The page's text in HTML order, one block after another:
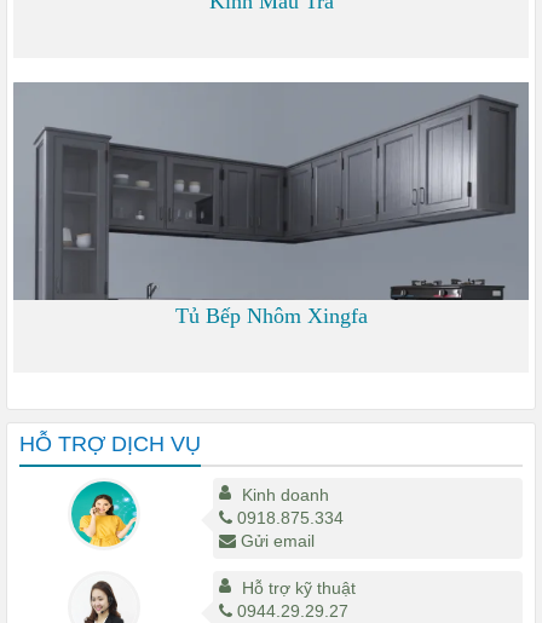
Tủ Bếp Nhôm Xingfa
0 đ
HỖ TRỢ DỊCH VỤ
Kinh doanh
0918.875.334
Gửi email
Hỗ trợ kỹ thuật
0944.29.29.27